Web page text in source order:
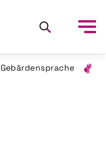
Gebärdensprache